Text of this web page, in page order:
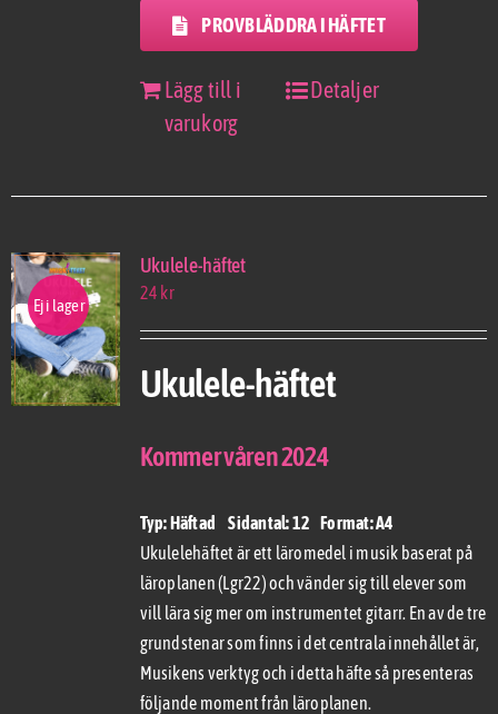
PROVBLÄDDRA I HÄFTET
Lägg till i
varukorg
Detaljer
Ej i lager
Ukulele-häftet
24 kr
Ukulele-häftet
Kommer våren 2024
Typ: Häftad Sidantal: 12 Format: A4
Ukulelehäftet är ett läromedel i musik baserat på
läroplanen (Lgr22) och vänder sig till elever som
vill lära sig mer om instrumentet gitarr. En av de tre
grundstenar som finns i det centrala innehållet är,
Musikens verktyg och i detta häfte så presenteras
följande moment från läroplanen.